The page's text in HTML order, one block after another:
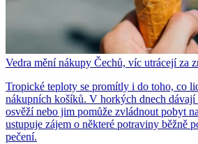
Vedra mění nákupy Čechů, víc utrácejí za
Tropické teploty se promítly i do toho, co
nákupních košíků. V horkých dnech dávají
osvěží nebo jim pomůže zvládnout pobyt
ustupuje zájem o některé potraviny běžně
pečení.